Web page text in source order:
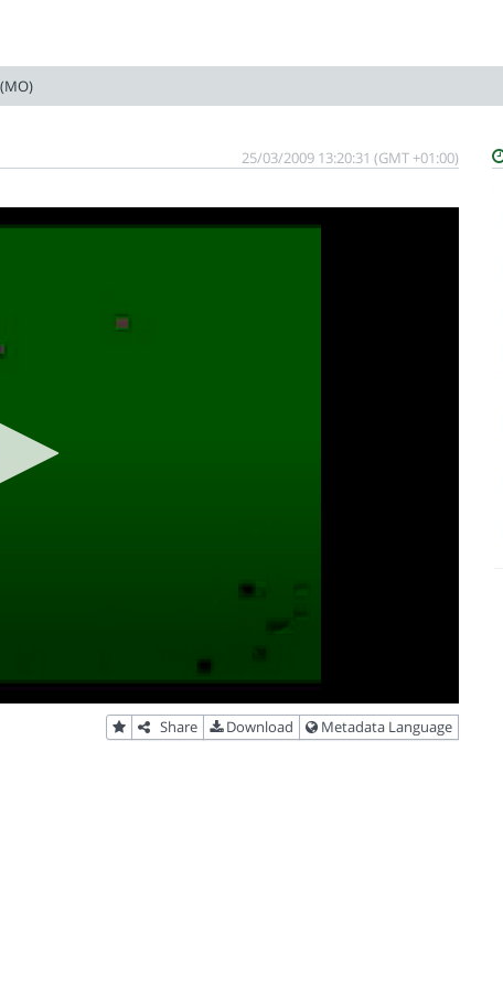
25/03/2009 13:20:31 (GMT +01:00)
Share Download Metadata Language